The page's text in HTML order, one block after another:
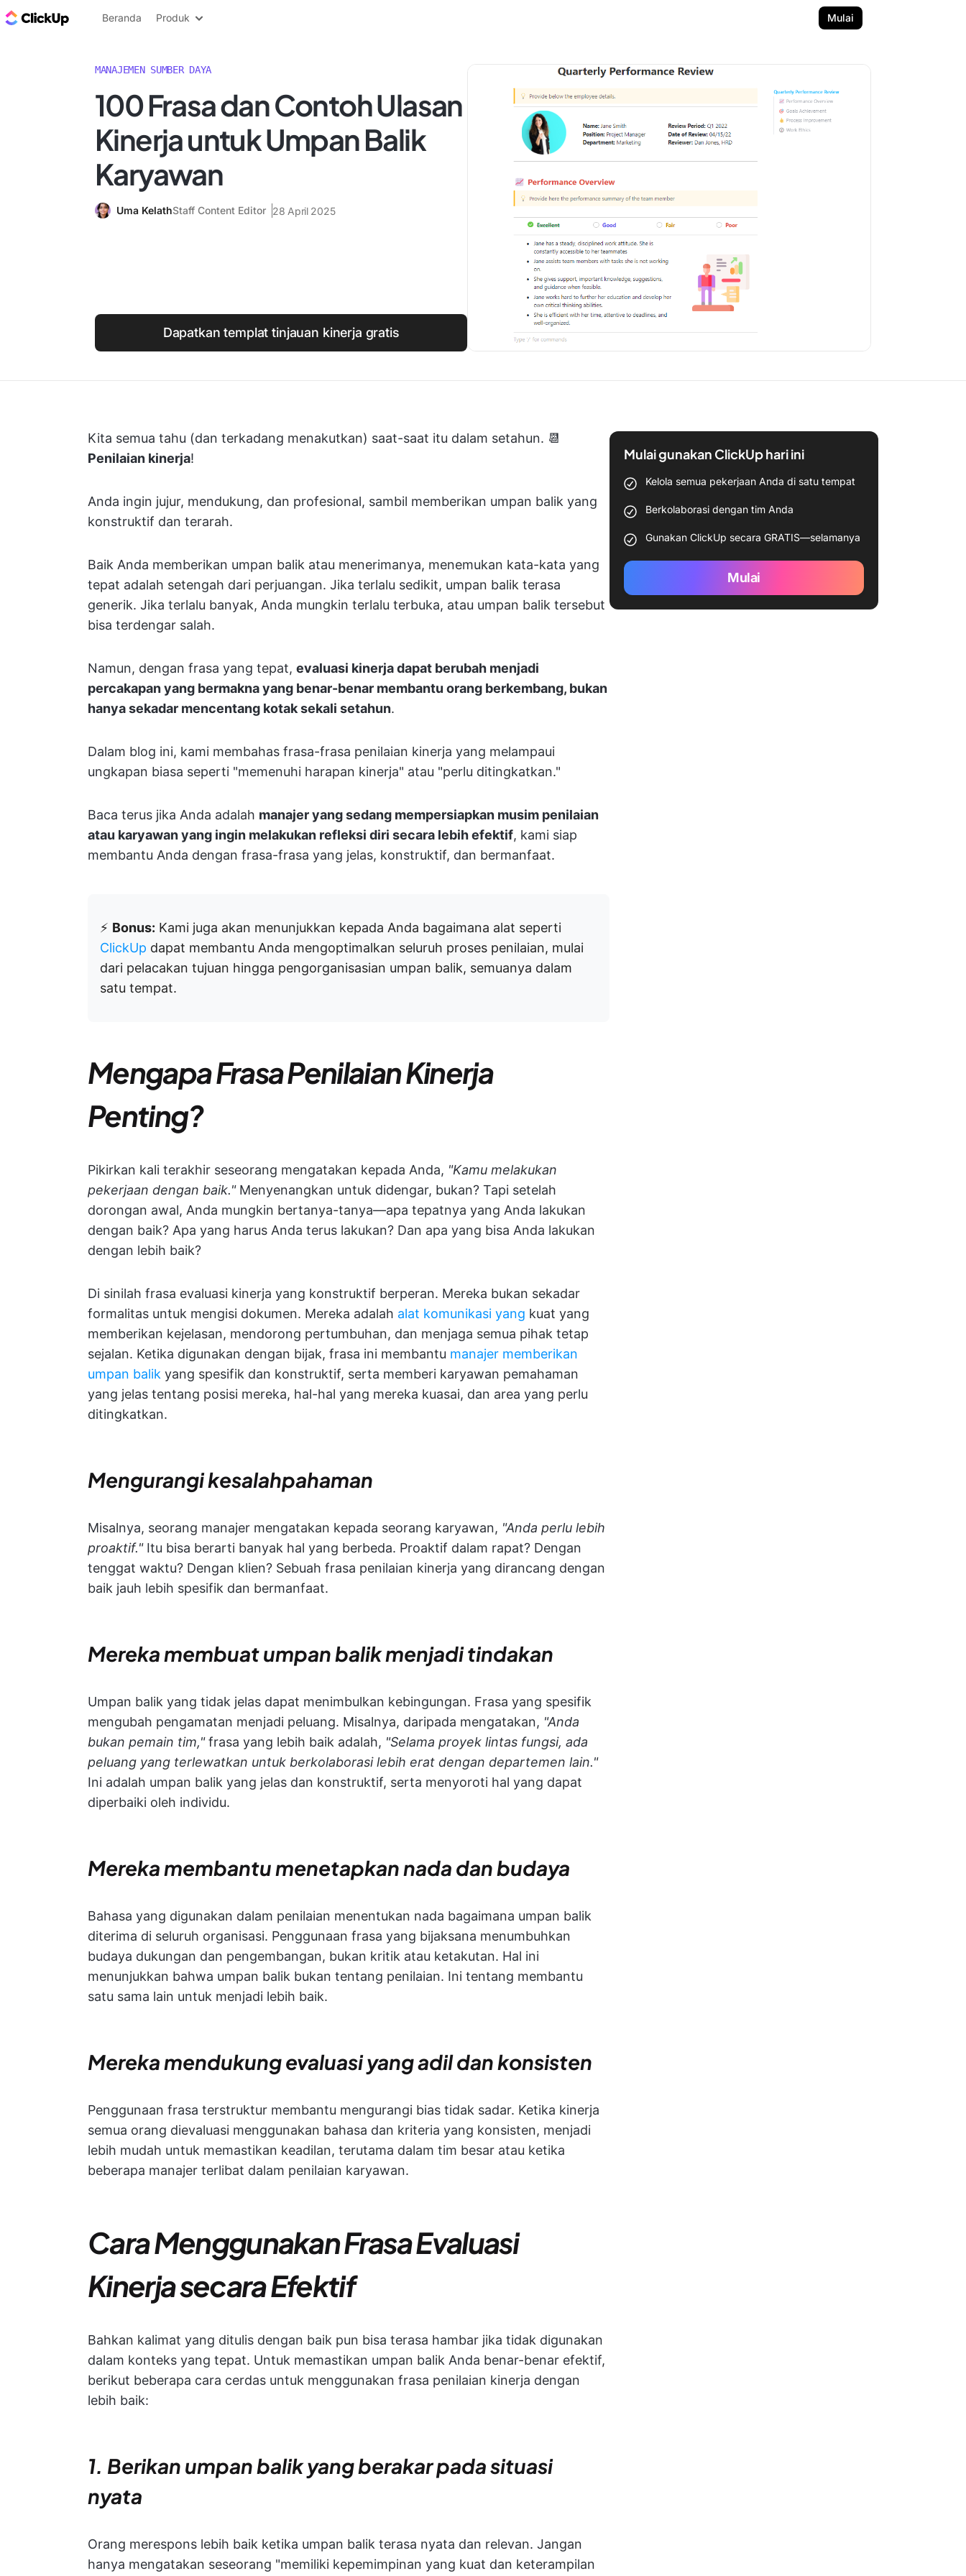
Blog ClickUp
Beranda Produk Mulai
MANAJEMEN SUMBER DAYA
100 Frasa dan Contoh Ulasan
Kinerja untuk Umpan Balik
Karyawan
Uma KelathStaff Content Editor 28 April 2025
Dapatkan templat tinjauan kinerja gratis
Kita semua tahu (dan terkadang menakutkan) saat-saat itu dalam setahun. 📆
Penilaian kinerja!
Anda ingin jujur, mendukung, dan profesional, sambil memberikan umpan balik yang
konstruktif dan terarah.
Baik Anda memberikan umpan balik atau menerimanya, menemukan kata-kata yang
tepat adalah setengah dari perjuangan. Jika terlalu sedikit, umpan balik terasa
generik. Jika terlalu banyak, Anda mungkin terlalu terbuka, atau umpan balik tersebut
bisa terdengar salah.
Namun, dengan frasa yang tepat, evaluasi kinerja dapat berubah menjadi
percakapan yang bermakna yang benar-benar membantu orang berkembang, bukan
hanya sekadar mencentang kotak sekali setahun.
Dalam blog ini, kami membahas frasa-frasa penilaian kinerja yang melampaui
ungkapan biasa seperti "memenuhi harapan kinerja" atau "perlu ditingkatkan."
Baca terus jika Anda adalah manajer yang sedang mempersiapkan musim penilaian
atau karyawan yang ingin melakukan refleksi diri secara lebih efektif, kami siap
membantu Anda dengan frasa-frasa yang jelas, konstruktif, dan bermanfaat.
⚡️ Bonus: Kami juga akan menunjukkan kepada Anda bagaimana alat seperti
ClickUp dapat membantu Anda mengoptimalkan seluruh proses penilaian, mulai
dari pelacakan tujuan hingga pengorganisasian umpan balik, semuanya dalam
satu tempat.
Mengapa Frasa Penilaian Kinerja
Penting?
Pikirkan kali terakhir seseorang mengatakan kepada Anda, "Kamu melakukan
pekerjaan dengan baik."Menyenangkan untuk didengar, bukan? Tapi setelah
dorongan awal, Anda mungkin bertanya-tanya—apa tepatnya yang Anda lakukan
dengan baik? Apa yang harus Anda terus lakukan? Dan apa yang bisa Anda lakukan
dengan lebih baik?
Di sinilah frasa evaluasi kinerja yang konstruktif berperan. Mereka bukan sekadar
formalitas untuk mengisi dokumen. Mereka adalah alat komunikasi yang kuat yang
memberikan kejelasan, mendorong pertumbuhan, dan menjaga semua pihak tetap
sejalan. Ketika digunakan dengan bijak, frasa ini membantu manajer memberikan
umpan balik yang spesifik dan konstruktif, serta memberi karyawan pemahaman
yang jelas tentang posisi mereka, hal-hal yang mereka kuasai, dan area yang perlu
ditingkatkan.
Mengurangi kesalahpahaman
Misalnya, seorang manajer mengatakan kepada seorang karyawan, "Anda perlu lebih
proaktif."Itu bisa berarti banyak hal yang berbeda. Proaktif dalam rapat? Dengan
tenggat waktu? Dengan klien? Sebuah frasa penilaian kinerja yang dirancang dengan
baik jauh lebih spesifik dan bermanfaat.
Mereka membuat umpan balik menjadi tindakan
Umpan balik yang tidak jelas dapat menimbulkan kebingungan. Frasa yang spesifik
mengubah pengamatan menjadi peluang. Misalnya, daripada mengatakan, "Anda
bukan pemain tim,"frasa yang lebih baik adalah, "Selama proyek lintas fungsi, ada
peluang yang terlewatkan untuk berkolaborasi lebih erat dengan departemen lain."
Ini adalah umpan balik yang jelas dan konstruktif, serta menyoroti hal yang dapat
diperbaiki oleh individu.
Mereka membantu menetapkan nada dan budaya
Bahasa yang digunakan dalam penilaian menentukan nada bagaimana umpan balik
diterima di seluruh organisasi. Penggunaan frasa yang bijaksana menumbuhkan
budaya dukungan dan pengembangan, bukan kritik atau ketakutan. Hal ini
menunjukkan bahwa umpan balik bukan tentang penilaian. Ini tentang membantu
satu sama lain untuk menjadi lebih baik.
Mereka mendukung evaluasi yang adil dan konsisten
Penggunaan frasa terstruktur membantu mengurangi bias tidak sadar. Ketika kinerja
semua orang dievaluasi menggunakan bahasa dan kriteria yang konsisten, menjadi
lebih mudah untuk memastikan keadilan, terutama dalam tim besar atau ketika
beberapa manajer terlibat dalam penilaian karyawan.
Cara Menggunakan Frasa Evaluasi
Kinerja secara Efektif
Bahkan kalimat yang ditulis dengan baik pun bisa terasa hambar jika tidak digunakan
dalam konteks yang tepat. Untuk memastikan umpan balik Anda benar-benar efektif,
berikut beberapa cara cerdas untuk menggunakan frasa penilaian kinerja dengan
lebih baik:
1. Berikan umpan balik yang berakar pada situasi
nyata
Orang merespons lebih baik ketika umpan balik terasa nyata dan relevan. Jangan
hanya mengatakan seseorang "memiliki kepemimpinan yang kuat dan keterampilan
Mulai gunakan ClickUp hari ini
Kelola semua pekerjaan Anda di satu tempat
Berkolaborasi dengan tim Anda
Gunakan ClickUp secara GRATIS—selamanya
Mulai